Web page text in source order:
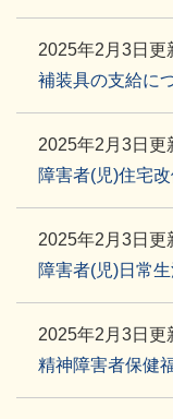
2025年2月3日更
補装具の支給に
2025年2月3日更
障害者(児)住宅
2025年2月3日更
障害者(児)日常
2025年2月3日更
精神障害者保健